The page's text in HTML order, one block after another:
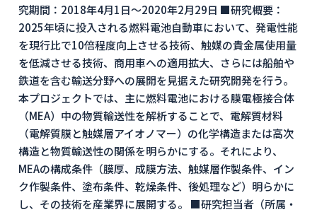
究期間：2018年4月1日～2020年2月29日 ■研究概要：
2025年頃に投入される燃料電池自動車において、発電性能
を現行比で10倍程度向上させる技術、触媒の貴金属使用量
を低減させる技術、商用車への適用拡大、さらには船舶や
鉄道を含む輸送分野への展開を見据えた研究開発を行う。
本プロジェクトでは、主に燃料電池における膜電極接合体
（MEA）中の物質輸送性を解析することで、電解質材料
（電解質膜と触媒層アイオノマー）の化学構造または高次
構造と物質輸送性の関係を明らかにする。それにより、
MEAの構成条件（膜厚、成膜方法、触媒層作製条件、イン
ク作製条件、塗布条件、乾燥条件、後処理など）明らかに
し、その技術を産業界に展開する。 ■研究担当者（所属・